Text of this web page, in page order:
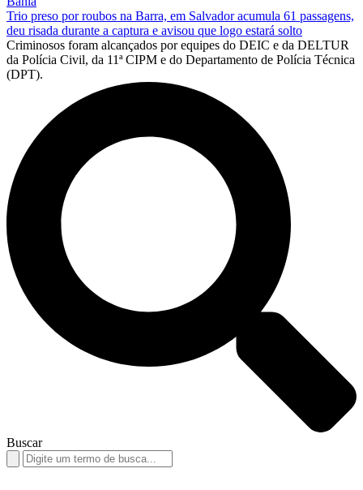
Trio preso por roubos na Barra, em Salvador acumula 61 passagens,
deu risada durante a captura e avisou que logo estará solto
Criminosos foram alcançados por equipes do DEIC e da DELTUR
da Polícia Civil, da 11ª CIPM e do Departamento de Polícia Técnica
(DPT).
Buscar
Search
for: